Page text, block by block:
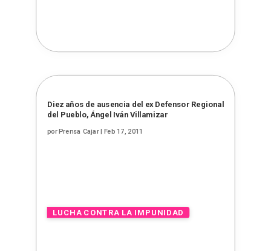
Diez años de ausencia del ex Defensor Regional
del Pueblo, Ángel Iván Villamizar
por Prensa Cajar| Feb 17, 2011